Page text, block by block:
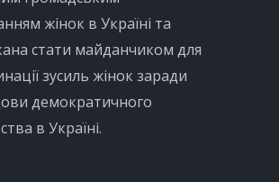
жінок в Україні та
стати майданчиком для
зусиль жінок заради
демократичного
в Україні.